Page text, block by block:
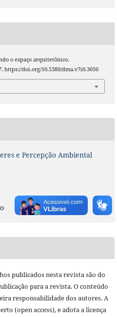
o espaço arquitetônico.
. https://doi.org/10.5380/dma.v7i0.3050
e Percepção Ambiental
publicados nesta revista são do
para a revista. O conteúdo
responsabilidade dos autores. A
(open access), e adota a licença